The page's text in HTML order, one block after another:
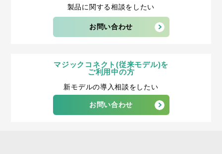
製品に関する相談をしたい
お問い合わせ
マジックコネクト(従来モデル)を
ご利用中の方
新モデルの導入相談をしたい
お問い合わせ